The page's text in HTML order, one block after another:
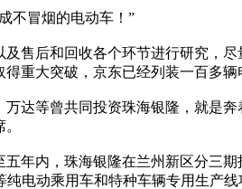
不冒烟的电动车！”
售后和回收各个环节进行研究，
重大突破，京东已经列装一百多辆
达等曾共同投资珠海银隆，就是
年内，珠海银隆在兰州新区分三
电动乘用车和特种车辆专用生产线